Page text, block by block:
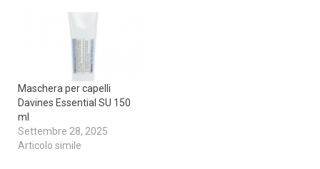
Maschera per capelli
Davines Essential SU 150
ml
Settembre 28, 2025
Articolo simile